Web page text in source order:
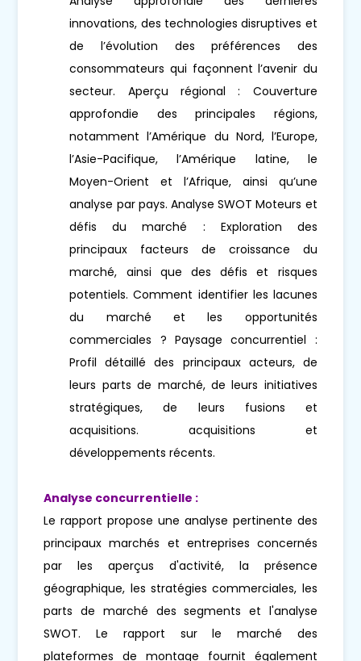
innovations, des technologies disruptives et
de l’évolution des préférences des
consommateurs qui façonnent l’avenir du
secteur. Aperçu régional : Couverture
approfondie des principales régions,
notamment l’Amérique du Nord, l’Europe,
l’Asie-Pacifique, l’Amérique latine, le
Moyen-Orient et l’Afrique, ainsi qu’une
analyse par pays. Analyse SWOT Moteurs et
défis du marché : Exploration des
principaux facteurs de croissance du
marché, ainsi que des défis et risques
potentiels. Comment identifier les lacunes
du marché et les opportunités
commerciales ? Paysage concurrentiel :
Profil détaillé des principaux acteurs, de
leurs parts de marché, de leurs initiatives
stratégiques, de leurs fusions et
acquisitions. acquisitions et
développements récents.
Analyse concurrentielle :
Le rapport propose une analyse pertinente des
principaux marchés et entreprises concernés
par les aperçus d'activité, la présence
géographique, les stratégies commerciales, les
parts de marché des segments et l'analyse
SWOT. Le rapport sur le marché des
plateformes de montage fournit également